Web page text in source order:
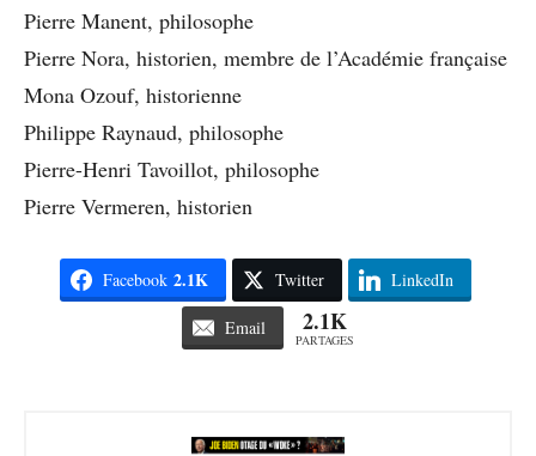
Pierre Manent, philosophe
Pierre Nora, historien, membre de l’Académie française
Mona Ozouf, historienne
Philippe Raynaud, philosophe
Pierre-Henri Tavoillot, philosophe
Pierre Vermeren, historien
Facebook 2.1K Twitter LinkedIn
Email 2.1K
PARTAGES